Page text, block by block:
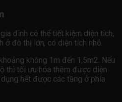
đình có thể tiết kiệm diện tích,
ở đô thị lớn, có diện tích nhỏ.
không 1m đến 1,5m2. Nếu
thì tối ưu hóa thêm được diện
hết được các tầng ở phía